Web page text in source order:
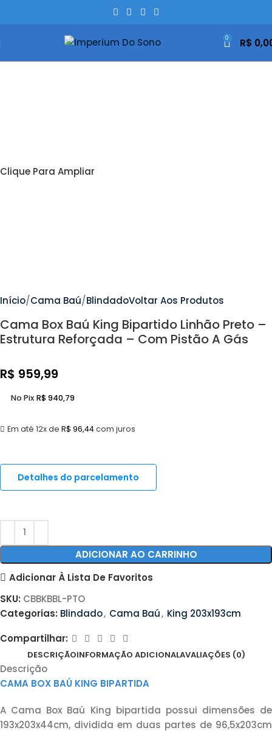
0 R$
Clique Para Ampliar
Início Cama Baú BlindadoVoltar Aos Produtos
Cama Box Baú King Bipartido Linhão Preto –
Estrutura Reforçada – Com Pistão A Gás
R$ 959,99
Em até 12x de R$ 96,44com juros
No Pix R$940,79
Detalhes do parcelamento
ADICIONAR AO CARRINHO
Adicionar À Lista De Favoritos
SKU: CBBKBBL-PTO
Categorias: Blindado, Cama Baú, King 203x193cm
Compartilhar:
DESCRIÇÃOINFORMAÇÃO ADICIONALAVALIAÇÕES (0)
Descrição
CAMA BOX BAÚ KING BIPARTIDA
A Cama Box Baú King bipartida possui dimensões de
193x203x44cm, dividida em duas partes de 96,5x203cm